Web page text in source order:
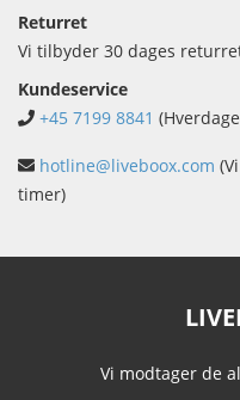
Returret
Vi tilbyder 30 dages
Kundeservice
+45 7199 8841
hotline@liveboox.com
timer)
Vi modtager de